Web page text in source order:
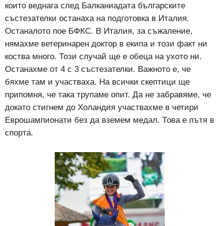
които веднага след Балканиадата българските
състезателки останаха на подготовка в Италия.
Останалото пое БФКС. В Италия, за съжаление,
нямахме ветеринарен доктор в екипа и този факт ни
коства много. Този случай ще е обеца на ухото ни.
Останахме от 4 с 3 състезателки. Важното е, че
бяхме там и участваха. На всички скептици ще
припомня, че така трупаме опит. Да не забравяме, че
докато стигнем до Холандия участвахме в четири
Еврошампионати без да вземем медал. Това е пътя в
спорта.